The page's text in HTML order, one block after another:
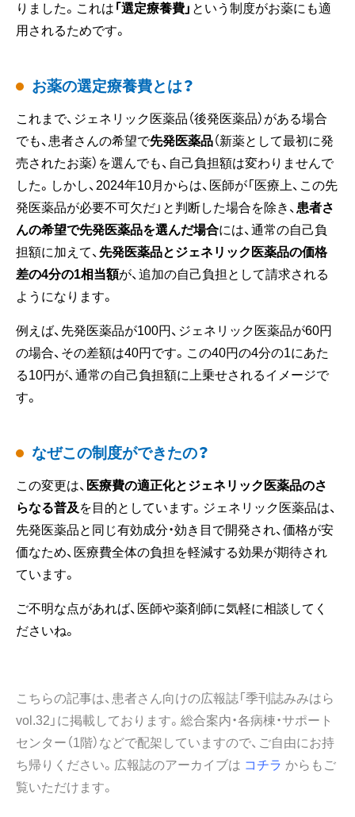
りました。これは「選定療養費」 という制度がお薬にも適
用されるためです。
お薬の選定療養費とは？
これまで、ジェネリック医薬品（後発医薬品）がある場合
でも、患者さんの希望で先発医薬品（新薬として最初に発
売されたお薬）を選んでも、自己負担額は変わりませんで
した。しかし、2024年10月からは、医師が「医療上、この先
発医薬品が必要不可欠だ」と判断した場合を除き、患者さ
んの希望で先発医薬品を選んだ場合には、通常の自己負
担額に加えて、先発医薬品とジェネリック医薬品の価格
差の4分の1相当額が、追加の自己負担として請求される
ようになります。
例えば、先発医薬品が100円、ジェネリック医薬品が60円
の場合、その差額は40円です。この40円の4分の1にあた
る10円が、通常の自己負担額に上乗せされるイメージで
す。
なぜこの制度ができたの？
この変更は、 医療費の適正化とジェネリック医薬品のさ
らなる普及を目的としています。ジェネリック医薬品は、
先発医薬品と同じ有効成分・効き目で開発され、価格が安
価なため、医療費全体の負担を軽減する効果が期待され
ています。
ご不明な点があれば、医師や薬剤師に気軽に相談してく
ださいね。
こちらの記事は、患者さん向けの広報誌「季刊誌みみはら
vol.32」に掲載しております。総合案内・各病棟・サポート
センター（1階）などで配架していますので、ご自由にお持
ち帰りください。広報誌のアーカイブは コチラ からもご
覧いただけます。